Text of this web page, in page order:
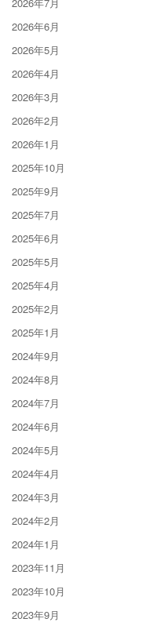
2026年6月
2026年5月
2026年4月
2026年3月
2026年2月
2026年1月
2025年10月
2025年9月
2025年7月
2025年6月
2025年5月
2025年4月
2025年2月
2025年1月
2024年9月
2024年8月
2024年7月
2024年6月
2024年5月
2024年4月
2024年3月
2024年2月
2024年1月
2023年11月
2023年10月
2023年9月